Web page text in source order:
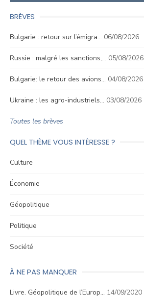
BRÈVES
Bulgarie : retour sur l’émigra… 06/08/2026
Russie : malgré les sanctions,… 05/08/2026
Bulgarie: le retour des avions… 04/08/2026
Ukraine : les agro-industriels… 03/08/2026
Toutes les brèves
QUEL THÈME VOUS INTÉRESSE ?
Culture
Économie
Géopolitique
Politique
Société
À NE PAS MANQUER
Livre. Géopolitique de l’Europ… 14/09/2020